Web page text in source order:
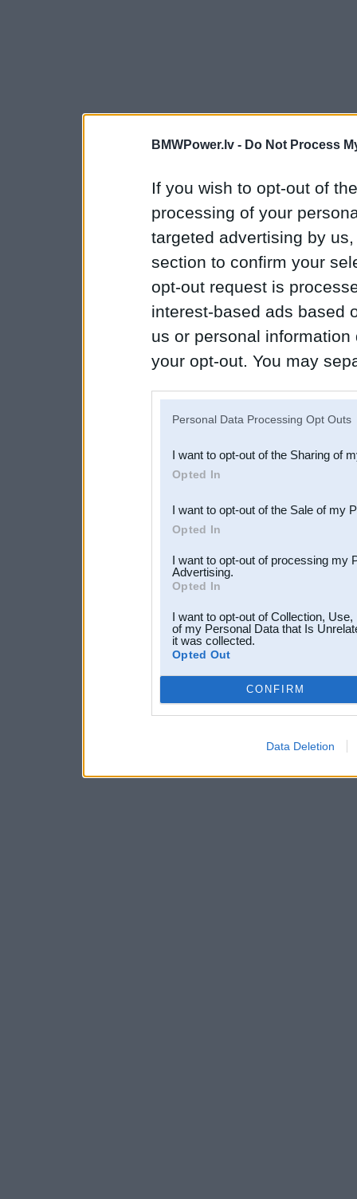
BMWPower.lv - Do Not Process
If you wish to opt-out of
processing of your
targeted advertising by
section to confirm your
opt-out request is
interest-based ads based
us or personal
your opt-out. You may
Downstream Participants
third parties.
Personal Data Processing Opt Outs
I want to opt-out of the Sharing of
Opted In
I want to opt-out of the Sale of my
Opted In
I want to opt-out of processing my
Advertising.
Opted In
I want to opt-out of Collection,
of my Personal Data that Is
it was collected.
Opted Out
CONFIRM
Data Deletion